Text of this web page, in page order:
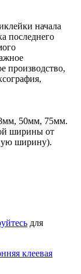
начала
последнего
производство,
50мм, 75мм.
ширины от
ширину).
для
клеевая